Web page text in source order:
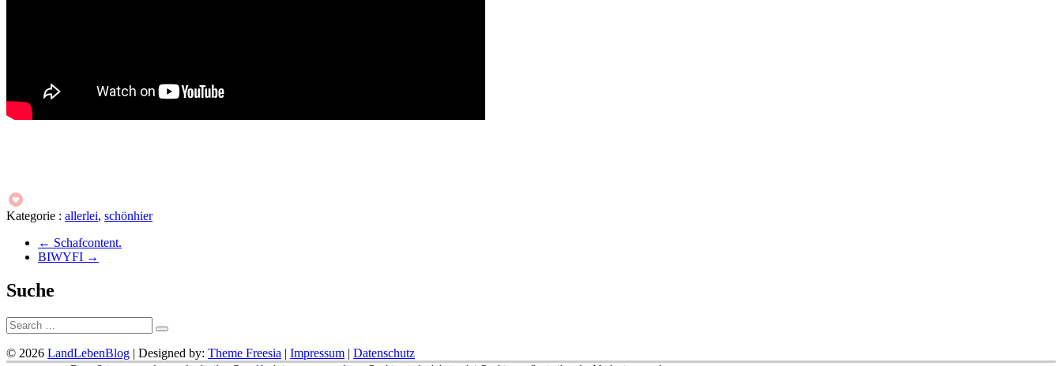
Kategorie : allerlei, schönhier
← Schafcontent.
BIWYFI →
Suche
Suche:
© 2026 LandLebenBlog | Designed by: Theme Freesia | Impressum | Datenschutz